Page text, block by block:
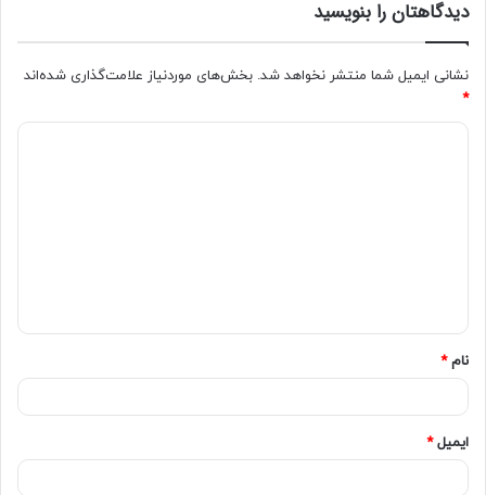
گرفته تا یافتن جواب مساله ریاضی، همگی از جمله
فرزند به استقلال فردی به او باید بیاموزند.
امکان درخشیدن را به کودک بدهید. هر کودکی توانایی و
دیدگاهتان را بنویسید
نشانی ایمیل شما منتشر نخواهد شد. بخش‌های موردنیاز علامت‌گذاری شده‌اند
*
نام*
ایمیل*